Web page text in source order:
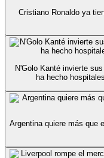
Cristiano Ronaldo ya
N'Golo Kanté invierte
ha hecho
Argentina quiere más que